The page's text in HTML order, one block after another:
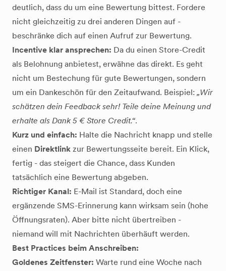
deutlich, dass du um eine Bewertung bittest. Fordere
nicht gleichzeitig zu drei anderen Dingen auf -
beschränke dich auf einen Aufruf zur Bewertung.
Incentive klar ansprechen: Da du einen Store-Credit
als Belohnung anbietest, erwähne das direkt. Es geht
nicht um Bestechung für gute Bewertungen, sondern
um ein Dankeschön für den Zeitaufwand. Beispiel: „Wir
schätzen dein Feedback sehr! Teile deine Meinung und
erhalte als Dank 5 € Store Credit.“.
Kurz und einfach: Halte die Nachricht knapp und stelle
einen Direktlink zur Bewertungsseite bereit. Ein Klick,
fertig - das steigert die Chance, dass Kunden
tatsächlich eine Bewertung abgeben.
Richtiger Kanal: E-Mail ist Standard, doch eine
ergänzende SMS-Erinnerung kann wirksam sein (hohe
Öffnungsraten). Aber bitte nicht übertreiben -
niemand will mit Nachrichten überhäuft werden.
Best Practices beim Anschreiben:
Goldenes Zeitfenster: Warte rund eine Woche nach